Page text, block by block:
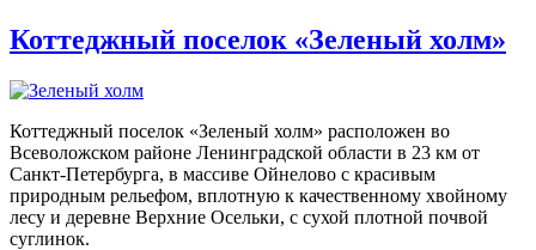
Коттеджный поселок «Зеленый холм»
Коттеджный поселок «Зеленый холм» расположен во
Всеволожском районе Ленинградской области в 23 км от
Санкт-Петербурга, в массиве Ойнелово с красивым
природным рельефом, вплотную к качественному хвойному
лесу и деревне Верхние Осельки, с сухой плотной почвой
суглинок.